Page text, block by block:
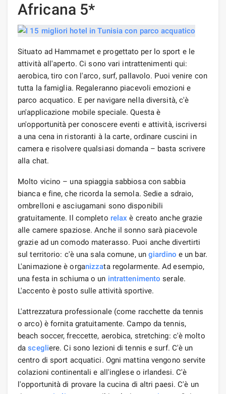
Africana 5*
Situato ad Hammamet e progettato per lo sport e le
attività all'aperto. Ci sono vari intrattenimenti qui:
aerobica, tiro con l'arco, surf, pallavolo. Puoi venire con
tutta la famiglia. Regaleranno piacevoli emozioni e
parco acquatico. E per navigare nella diversità, c'è
un'applicazione mobile speciale. Questa è
un'opportunità per conoscere eventi e attività, iscriversi
a una cena in ristoranti à la carte, ordinare cuscini in
camera e risolvere qualsiasi domanda – basta scrivere
alla chat.
Molto vicino – una spiaggia sabbiosa con sabbia
bianca e fine, che ricorda la semola. Sedie a sdraio,
ombrelloni e asciugamani sono disponibili
gratuitamente. Il completo relax è creato anche grazie
alle camere spaziose. Anche il sonno sarà piacevole
grazie ad un comodo materasso. Puoi anche divertirti
sul territorio: c'è una sala comune, ungiardino e un bar.
L'animazione è organizzata regolarmente. Ad esempio,
una festa in schiuma o un intrattenimento serale.
L'accento è posto sulle attività sportive.
L'attrezzatura professionale (come racchette da tennis
o arco) è fornita gratuitamente. Campo da tennis,
beach soccer, freccette, aerobica, stretching: c'è molto
dascegliere. Ci sono lezioni di tennis e surf. C'è un
centro di sport acquatici. Ogni mattina vengono servite
colazioni continentali e all'inglese o irlandesi. C'è
l'opportunità di provare la cucina di altri paesi. C'è un